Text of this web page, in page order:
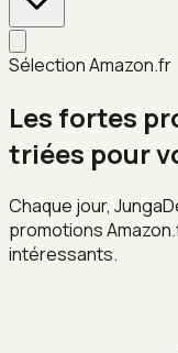
Sélection Amazon.fr
Les fortes
triées pour
Chaque jour,
promotions
intéressants.